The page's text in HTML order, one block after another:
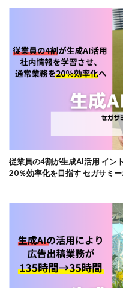
従業員の4割が生成AI活用 イン
20％効率化を目指す セガサミ